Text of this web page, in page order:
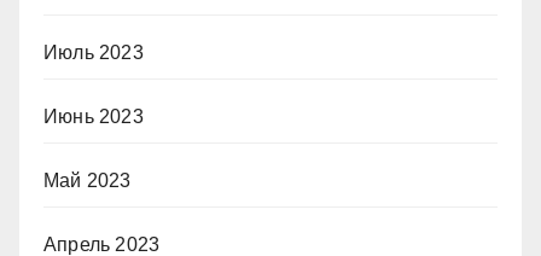
Июль 2023
Июнь 2023
Май 2023
Апрель 2023